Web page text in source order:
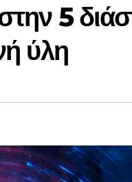
5
ύλη